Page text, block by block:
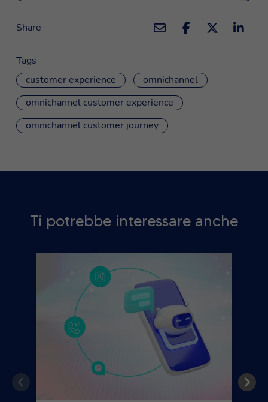
Share
Tags
customer experience
omnichannel
omnichannel customer experience
omnichannel customer journey
Ti potrebbe interessare anche